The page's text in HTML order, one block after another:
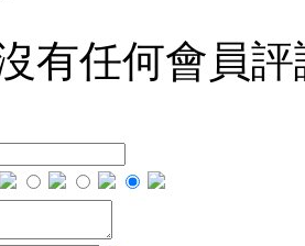
有任何會員評